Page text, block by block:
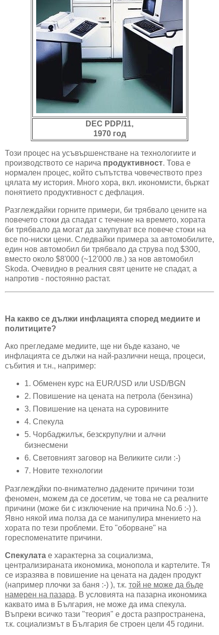
DEC PDP/11,
1970 год
Този процес на усъвършенстване на технологиите и
производството се нарича продуктивност. Това е
нормален процес, който съпътства човечеството през
цялата му история. Много хора, вкл. икономисти, бъркат
понятието продуктивност с дефлация.
Разглеждайки горните примери, би трябвало цените на
повечето стоки да спадат с течение на времето, хората
би трябвало да могат да закупуват все повече стоки на
все по-ниски цени. Следвайки примера за автомобилите,
един нов автомобил би трябвало да струва под $300,
вместо около $8'000 (~12'000 лв.) за нов автомобил
Skoda. Очевидно в реалния свят цените не спадат, а
напротив - постоянно растат.
На какво се дължи инфлацията според медиите и
политиците?
Ако прегледаме медиите, ще ни бъде казано, че
инфлацията се дължи на най-различни неща, процеси,
събития и т.н., например:
1. Обменен курс на EUR/USD или USD/BGN
2. Повишение на цената на петрола (бензина)
3. Повишение на цената на суровините
4. Спекула
5. Чорбаджилък, безскрупулни и алчни
бизнесмени
6. Световният заговор на Великите сили :-)
7. Новите технологии
Разглеждйки по-внимателно дадените причини този
феномен, можем да се досетим, че това не са реалните
причини (може би с изключение на причина No.6 :-) ).
Явно някой има полза да се манипулира мнението на
хората по тези проблеми. Ето "оборване" на
гореспоменатите причини.
Спекулата е характерна за социализма,
централизираната икономика, монопола и картелите. Тя
се изразява в повишение на цената на даден продукт
(например плочки за баня :-) ), т.к. той не може да бъде
намерен на пазара. В условията на пазарна икономика
каквато има в България, не може да има спекула.
Въпреки всичко тази "теория" е доста разпространена,
т.к. социализмът в България бе строен цели 45 години.